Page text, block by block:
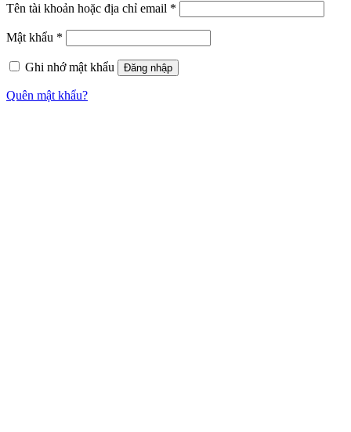
Tên tài khoản hoặc địa chỉ email *
Mật khẩu *
Ghi nhớ mật khẩu Đăng nhập
Quên mật khẩu?